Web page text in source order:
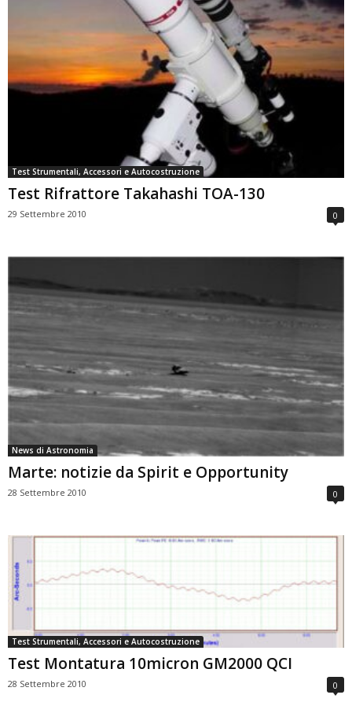
Test Strumentali, Accessori e Autocostruzione
Test Rifrattore Takahashi TOA-130
29 Settembre 2010 0
News di Astronomia
Marte: notizie da Spirit e Opportunity
28 Settembre 2010 0
Test Strumentali, Accessori e Autocostruzione
Test Montatura 10micron GM2000 QCI
28 Settembre 2010 0